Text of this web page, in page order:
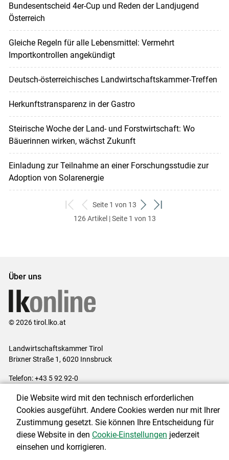
Bundesentscheid 4er-Cup und Reden der Landjugend
Österreich
Gleiche Regeln für alle Lebensmittel: Vermehrt
Importkontrollen angekündigt
Deutsch-österreichisches Landwirtschaftskammer-Treffen
Herkunftstransparenz in der Gastro
Steirische Woche der Land- und Forstwirtschaft: Wo
Bäuerinnen wirken, wächst Zukunft
Einladung zur Teilnahme an einer Forschungsstudie zur
Adoption von Solarenergie
zum
ersten
zurück
zum
Seite 1 von 13
weiter
zum
zum
126 Artikel | Seite 1 von 13
Über uns
© 2026 tirol.lko.at
Landwirtschaftskammer Tirol
Brixner Straße 1, 6020 Innsbruck
Telefon: +43 5 92 92-0
Impressum|Kontakt|Datenschutzerklärung|Barrierefreiheit|
Cookie-Einstellungen
Die Website wird mit den technisch erforderlichen
Cookies ausgeführt. Andere Cookies werden nur mit Ihrer
Zustimmung gesetzt. Sie können Ihre Entscheidung für
diese Website in den Cookie-Einstellungen jederzeit
einsehen und korrigieren.